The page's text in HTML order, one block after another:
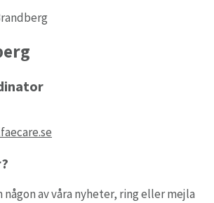
av våra nyheter, ring eller mejla